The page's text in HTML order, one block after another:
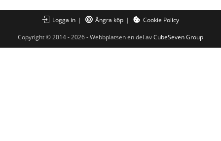
Logga in Ångra köp Cookie Policy
Copyright © 2014 - 2026 - Webbplatsen en del avCubeSeven Group